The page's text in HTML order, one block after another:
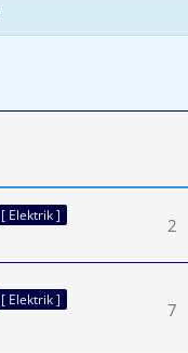
[ Elektrik ]
2
[ Elektrik ]
7